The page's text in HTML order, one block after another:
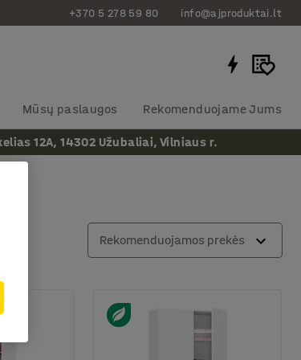
+370 5 278 59 80 info@ajproduktai.lt
Mūsų paslaugos Rekomenduojame Jums
12A, 14302 Užubaliai, Vilniaus r.
Rekomenduojamos prekės